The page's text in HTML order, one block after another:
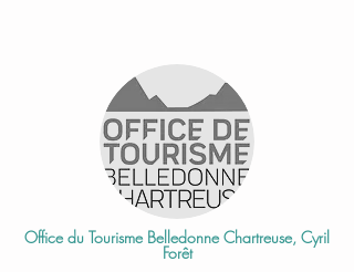
Office du Tourisme Belledonne Chartreuse, Cyril
Forêt